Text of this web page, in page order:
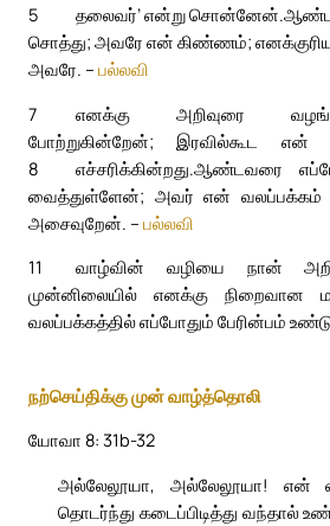
தலைவர்’ என்று சொன்னேன்.
5
சொத்து; அவரே என் கிண்ணம்;
அவரே. – பல்லவி
7
எனக்கு அறிவுரை
போற்றுகின்றேன்; இரவில்கூட
எச்சரிக்கின்றது.
8
ஆண்டவரை
வைத்துள்ளேன்; அவர் என் வலப்பக்கம்
அசைவுறேன். – பல்லவி
11
வாழ்வின் வழியை நான்
முன்னிலையில் எனக்கு நிறைவான
வலப்பக்கத்தில் எப்போதும் பேரின்பம்
நற்செய்திக்கு முன் வாழ்த்தொலி
யோவா 8: 31b-32
அல்லேலூயா, அல்லேலூயா! என்
தொடர்ந்து கடைப்பிடித்து வந்தால்